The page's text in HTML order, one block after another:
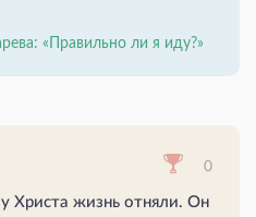
«Правильно ли я иду?»
0
у Христа жизнь отняли. Он